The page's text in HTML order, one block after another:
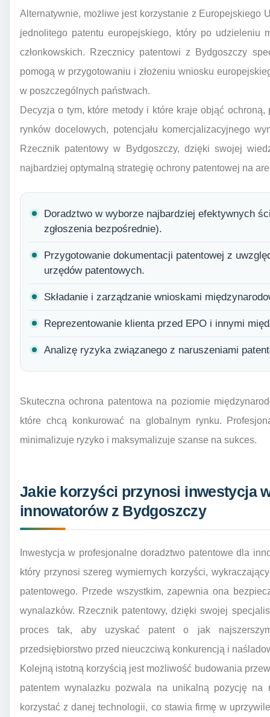
Alternatywnie, możliwe jest korzystanie z Europejskiego
jednolitego patentu europejskiego, który po udzieleniu
członkowskich. Rzecznicy patentowi z Bydgoszczy
pomogą w przygotowaniu i złożeniu wniosku
w poszczególnych państwach.
Decyzja o tym, które metody i które kraje objąć
rynków docelowych, potencjału komercjalizacyjnego
Rzecznik patentowy w Bydgoszczy, dzięki swojej
najbardziej optymalną strategię ochrony patentowej na
Doradztwo w wyborze najbardziej efektywnych
zgłoszenia bezpośrednie).
Przygotowanie dokumentacji patentowej z
urzędów patentowych.
Składanie i zarządzanie wnioskami
Reprezentowanie klienta przed EPO i innymi
Analizę ryzyka związanego z naruszeniami
Skuteczna ochrona patentowa na poziomie
które chcą konkurować na globalnym rynku.
minimalizuje ryzyko i maksymalizuje szanse na sukces.
Jakie korzyści przynosi inwestycja
innowatorów z Bydgoszczy
Inwestycja w profesjonalne doradztwo patentowe dla
który przynosi szereg wymiernych korzyści,
patentowego. Przede wszystkim, zapewnia ona
wynalazków. Rzecznik patentowy, dzięki swojej
proces tak, aby uzyskać patent o jak
przedsiębiorstwo przed nieuczciwą konkurencją i
Kolejną istotną korzyścią jest możliwość budowania
patentem wynalazku pozwala na unikalną pozycję
korzystać z danej technologii, co stawia firmę w